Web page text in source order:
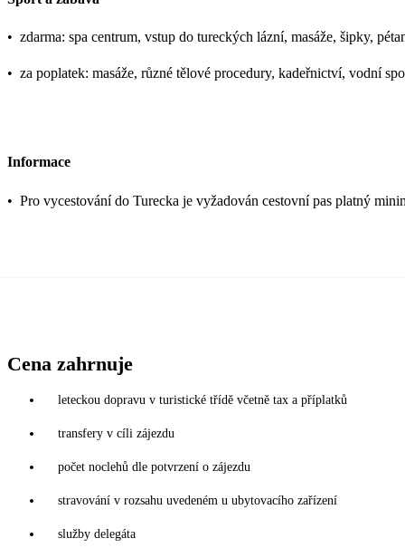
• zdarma: spa centrum, vstup do tureckých lázní, masáže, šipky,
• za poplatek: masáže, různé tělové procedury, kadeřnictví, vodní
Informace
• Pro vycestování do Turecka je vyžadován cestovní pas platný
Cena zahrnuje
leteckou dopravu v turistické třídě včetně tax a příplatků
transfery v cíli zájezdu
počet noclehů dle potvrzení o zájezdu
stravování v rozsahu uvedeném u ubytovacího zařízení
služby delegáta